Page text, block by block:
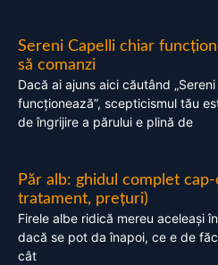
Sereni Capelli chiar
să comanzi
Dacă ai ajuns aici căutând
funcționează”, scepticismul tău
de îngrijire a părului e plină de
Păr alb: ghidul complet
tratament, prețuri)
Firele albe ridică mereu aceleași
dacă se pot da înapoi, ce e de
cât